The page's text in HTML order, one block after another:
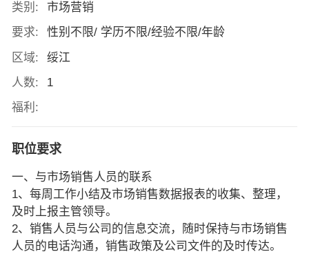
类别:
市场营销
要求:
性别不限/ 学历不限/经验不限/年龄
区域:
绥江
人数:
1
福利:
职位要求
一、与市场销售人员的联系
1、每周工作小结及市场销售数据报表的收集、整理，
及时上报主管领导。
2、销售人员与公司的信息交流，随时保持与市场销售
人员的电话沟通，销售政策及公司文件的及时传达。